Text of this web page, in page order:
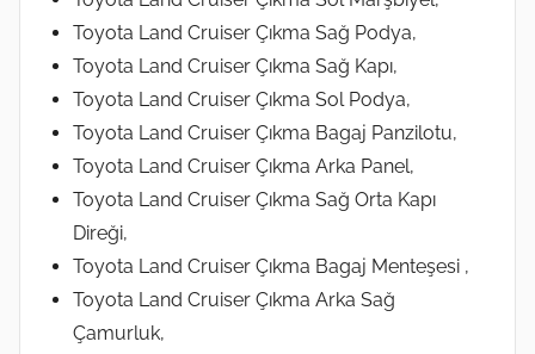
Toyota Land Cruiser Çıkma Sağ Podya,
Toyota Land Cruiser Çıkma Sağ Kapı,
Toyota Land Cruiser Çıkma Sol Podya,
Toyota Land Cruiser Çıkma Bagaj Panzilotu,
Toyota Land Cruiser Çıkma Arka Panel,
Toyota Land Cruiser Çıkma Sağ Orta Kapı
Direği,
Toyota Land Cruiser Çıkma Bagaj Menteşesi ,
Toyota Land Cruiser Çıkma Arka Sağ
Çamurluk,